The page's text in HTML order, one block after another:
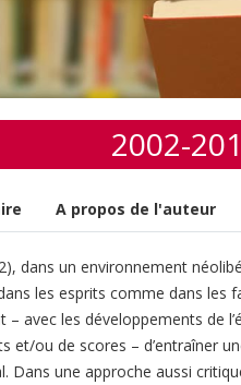
2002-
A propos de l'auteur
dans un environnement
les esprits comme dans les
– avec les développements de
et/ou de scores – d’entraîner
Dans une approche aussi